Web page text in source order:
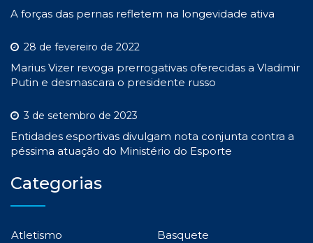
A forças das pernas refletem na longevidade ativa
28 de fevereiro de 2022
Marius Vizer revoga prerrogativas oferecidas a Vladimir
Putin e desmascara o presidente russo
3 de setembro de 2023
Entidades esportivas divulgam nota conjunta contra a
péssima atuação do Ministério do Esporte
Categorias
Atletismo
Basquete